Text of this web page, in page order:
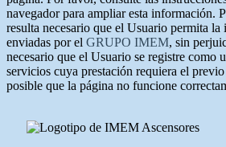
navegador para ampliar esta información.
resulta necesario que el Usuario permita la
enviadas por el GRUPO IMEM, sin
necesario que el Usuario se registre como
servicios cuya prestación requiera el
posible que la página no funcione